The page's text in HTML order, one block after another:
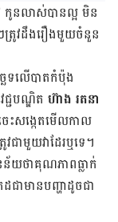
កូន​លាស់​បាន​ល្អ មិន​
រូវ​ដឹង​រឿង​មួយ​ចំនួន​
ទ​លើ​បាត​កំប៉ុង
ជបណ្ឌិត ហ៊ាង រតនា
ះ​សង្កេត​មើល​កាល​
ាមួយ​វា​ដែរ​ឬ​ទេ។
យ​ថា​គុណភាព​ធ្លាក់​
ា​មាន​បញ្ហា​ដូចជា